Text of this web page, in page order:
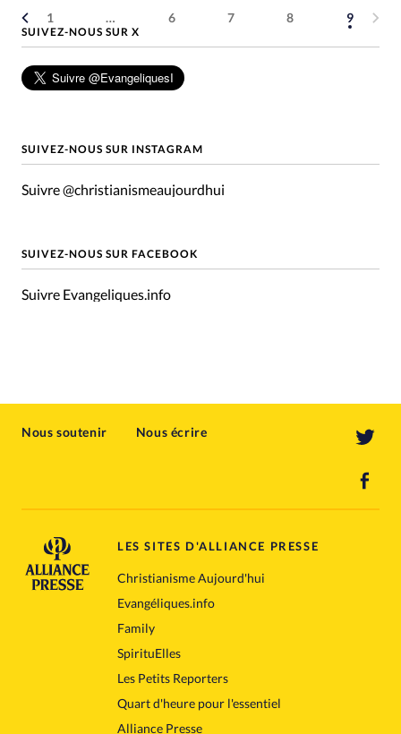
1 … 6 7 8 9
SUIVEZ-NOUS SUR X
SUIVEZ-NOUS SUR INSTAGRAM
Suivre @christianismeaujourdhui
SUIVEZ-NOUS SUR FACEBOOK
Suivre Evangeliques.info
Nous soutenir Nous écrire
LES SITES D'ALLIANCE PRESSE
Christianisme Aujourd'hui
Evangéliques.info
Family
SpirituElles
Les Petits Reporters
Quart d'heure pour l'essentiel
Alliance Presse